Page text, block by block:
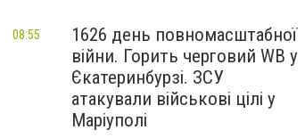
1626 день повномасштабної
війни. Горить черговий WB у
Єкатеринбурзі. ЗСУ
атакували військові цілі у
Маріуполі
08:55